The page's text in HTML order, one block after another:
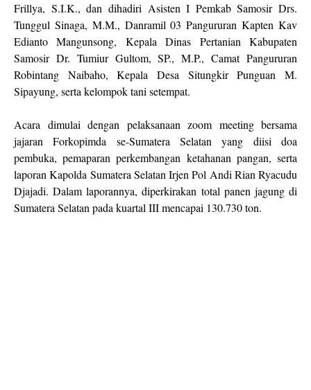
Frillya, S.I.K., dan dihadiri Asisten I Pemkab Samosir Drs.
Tunggul Sinaga, M.M., Danramil 03 Pangururan Kapten Kav
Edianto Mangunsong, Kepala Dinas Pertanian Kabupaten
Samosir Dr. Tumiur Gultom, SP., M.P., Camat Pangururan
Robintang Naibaho, Kepala Desa Situngkir Punguan M.
Sipayung, serta kelompok tani setempat.
Acara dimulai dengan pelaksanaan zoom meeting bersama
jajaran Forkopimda se-Sumatera Selatan yang diisi doa
pembuka, pemaparan perkembangan ketahanan pangan, serta
laporan Kapolda Sumatera Selatan Irjen Pol Andi Rian Ryacudu
Djajadi. Dalam laporannya, diperkirakan total panen jagung di
Sumatera Selatan pada kuartal III mencapai 130.730 ton.